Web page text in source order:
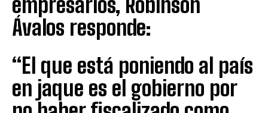
empresarios, Robinson
Ávalos responde:
“El que está poniendo al país
en jaque es el gobierno por